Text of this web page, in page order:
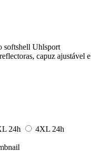
softshell Uhlsport
capuz ajustável e
24h 4XL 24h